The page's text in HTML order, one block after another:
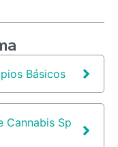
Básicos
Cannabis Sp